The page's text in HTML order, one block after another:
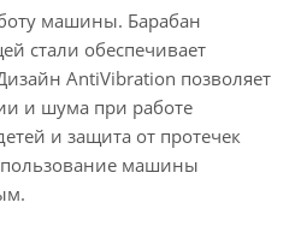
машины. Барабан
стали обеспечивает
AntiVibration позволяет
и шума при работе
и защита от протечек
машины